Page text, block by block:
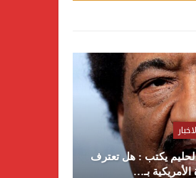
يكتب : هل تعترف
الأمريكية بـ…